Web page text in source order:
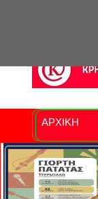
ΑΡΧΙΚΗ